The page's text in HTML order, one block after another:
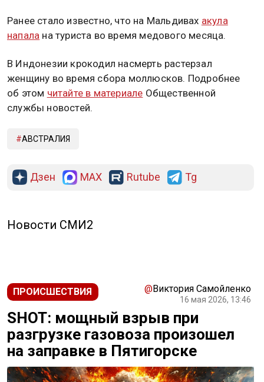
Ранее стало известно, что на Мальдивах акула
напала на туриста во время медового месяца.
В Индонезии крокодил насмерть растерзал
женщину во время сбора моллюсков. Подробнее
об этом читайте в материале Общественной
службы новостей.
АВСТРАЛИЯ
Дзен MAX Rutube Tg
Новости СМИ2
ПРОИСШЕСТВИЯ @Виктория Самойленко
16 мая 2026, 13:46
SHOT: мощный взрыв при
разгрузке газовоза произошел
на заправке в Пятигорске